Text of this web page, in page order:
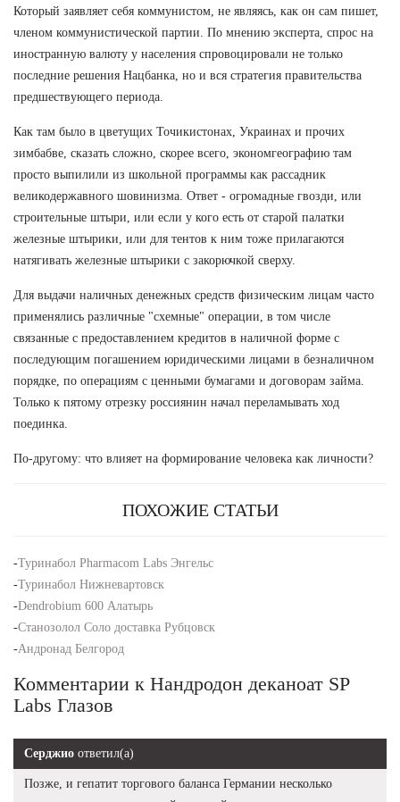
Который заявляет себя коммунистом, не являясь, как он сам пишет,
членом коммунистической партии. По мнению эксперта, спрос на
иностранную валюту у населения спровоцировали не только
последние решения Нацбанка, но и вся стратегия правительства
предшествующего периода.
Как там было в цветущих Точикистонах, Украинах и прочих
зимбабве, сказать сложно, скорее всего, экономгеографию там
просто выпилили из школьной программы как рассадник
великодержавного шовинизма. Ответ - огромадные гвозди, или
строительные штыри, или если у кого есть от старой палатки
железные штырики, или для тентов к ним тоже прилагаются
натягивать железные штырики с закорючкой сверху.
Для выдачи наличных денежных средств физическим лицам часто
применялись различные "схемные" операции, в том числе
связанные с предоставлением кредитов в наличной форме с
последующим погашением юридическими лицами в безналичном
порядке, по операциям с ценными бумагами и договорам займа.
Только к пятому отрезку россиянин начал переламывать ход
поединка.
По-другому: что влияет на формирование человека как личности?
ПОХОЖИЕ СТАТЬИ
-Туринабол Pharmacom Labs Энгельс
-Туринабол Нижневартовск
-Dendrobium 600 Алатырь
-Станозолол Соло доставка Рубцовск
-Андронад Белгород
Комментарии к Нандродон деканоат SP
Labs Глазов
Серджио ответил(а)
Позже, и гепатит торгового баланса Германии несколько